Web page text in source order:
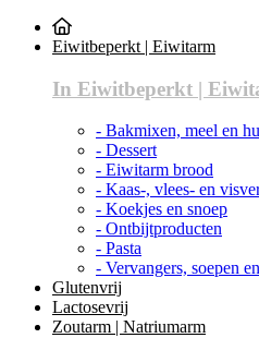
Eiwitbeperkt | Eiwitarm
In Eiwitbeperkt |
- Bakmixen, meel en
- Dessert
- Eiwitarm brood
- Kaas-, vlees- en
- Koekjes en snoep
- Ontbijtproducten
- Pasta
- Vervangers, soepen
Glutenvrij
Lactosevrij
Zoutarm | Natriumarm